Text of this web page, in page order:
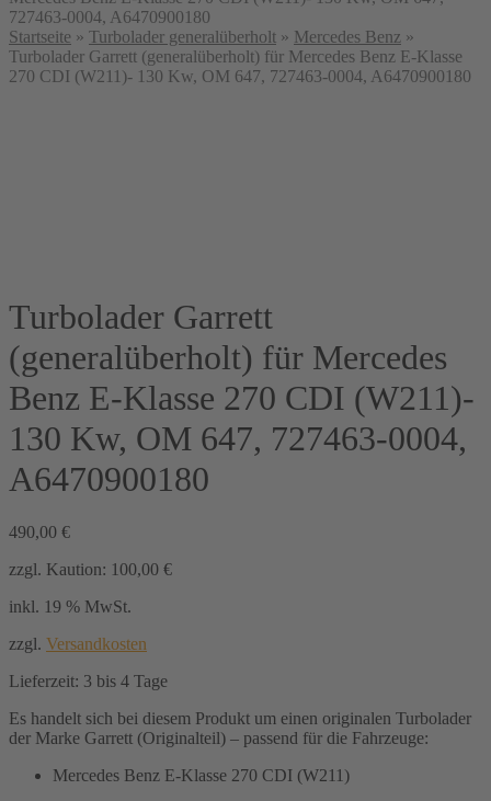
727463-0004, A6470900180
Startseite » Turbolader generalüberholt » Mercedes Benz »
Turbolader Garrett (generalüberholt) für Mercedes Benz E-Klasse
270 CDI (W211)- 130 Kw, OM 647, 727463-0004, A6470900180
Turbolader Garrett
(generalüberholt) für Mercedes
Benz E-Klasse 270 CDI (W211)-
130 Kw, OM 647, 727463-0004,
A6470900180
490,00 €
zzgl. Kaution: 100,00 €
inkl. 19 % MwSt.
zzgl. Versandkosten
Lieferzeit: 3 bis 4 Tage
Es handelt sich bei diesem Produkt um einen originalen Turbolader
der Marke Garrett (Originalteil) – passend für die Fahrzeuge:
Mercedes Benz E-Klasse 270 CDI (W211)